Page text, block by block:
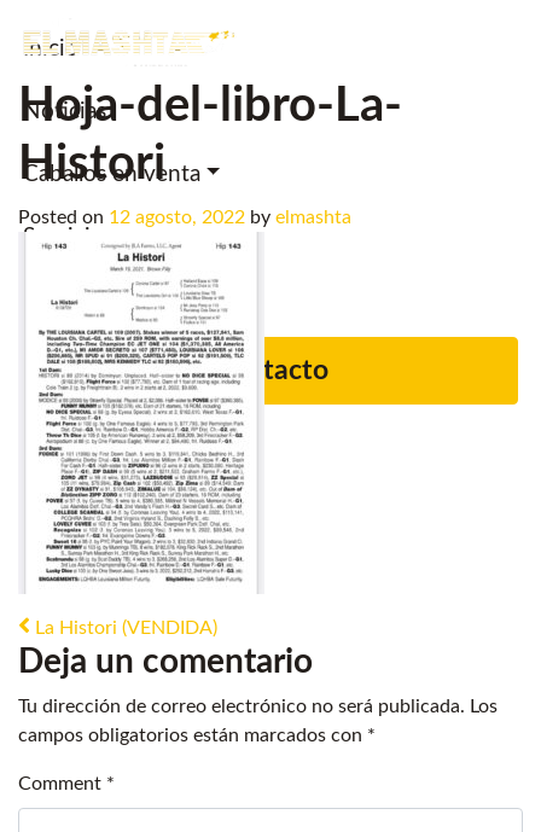
Inicio
Noticias.
Caballos en venta
Servicios
Criadero
Contacto
Main Navigation
Hoja-del-libro-La-
Histori
Posted on 12 agosto, 2022 by elmashta
Post navigation
La Histori (VENDIDA)
Deja un comentario
Tu dirección de correo electrónico no será publicada. Los
campos obligatorios están marcados con *
Comment *